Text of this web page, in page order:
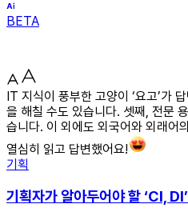
BETA
IT 지식이 풍부한 고양이 ‘요고’가
을 해칠 수도 있습니다. 셋째, 전문
습니다. 이 외에도 외국어와 외래어
열심히 읽고 답변했어요!
기획
기획자가 알아두어야 할 ‘CI,